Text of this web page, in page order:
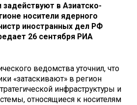
в Азиатско-
носители ядерного
иностранных дел РФ
26 сентября РИА
ведомства уточнил, что
«затаскивают» в регион
инфраструктуры и
относящиеся к носителям